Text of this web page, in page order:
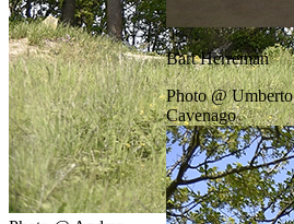
Bart Herreman
Photo @ Umberto
Cavenago